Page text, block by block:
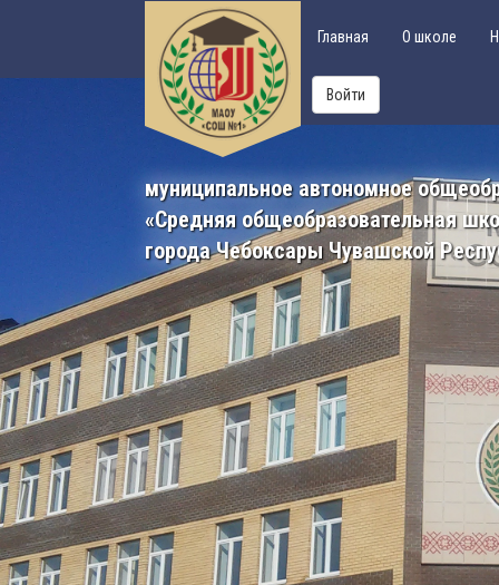
Главная О школе
Войти
муниципальное автономное
«Средняя общеобразовательная
города Чебоксары Чувашской